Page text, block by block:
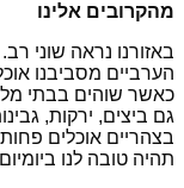
מהקרובים אלינו
באזורנו נראה שוני
הערביים מסביבנו
כאשר שוהים בבתי
גם ביצים, ירקות,
בצהריים אוכלים
תהיה טובה לנו